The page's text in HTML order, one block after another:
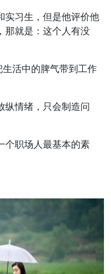
实习生，但是他评价他
那就是：这个人有没
生活中的脾气带到工作
纵情绪，只会制造问
个职场人最基本的素